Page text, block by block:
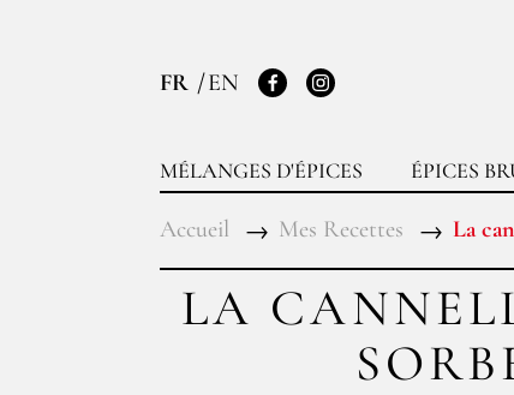
FR EN
FacebookInstagram
MÉLANGES D'ÉPICES ÉPICES
Accueil Mes Recettes La
LA